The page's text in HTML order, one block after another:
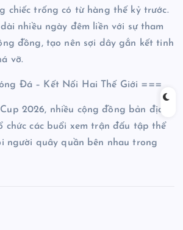
chiếc trống có từ hàng thế kỷ trước.
nhiều ngày đêm liền với sự tham
đồng, tạo nên sợi dây gắn kết tinh
vỡ.
Đá – Kết Nối Hai Thế Giới ===
2026, nhiều cộng đồng bản địa
chức các buổi xem trận đấu tập thể
người quây quần bên nhau trong